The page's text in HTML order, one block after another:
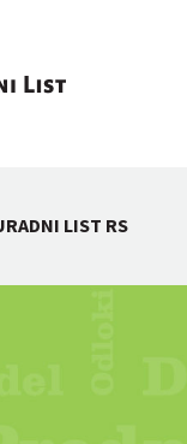
LIST RS